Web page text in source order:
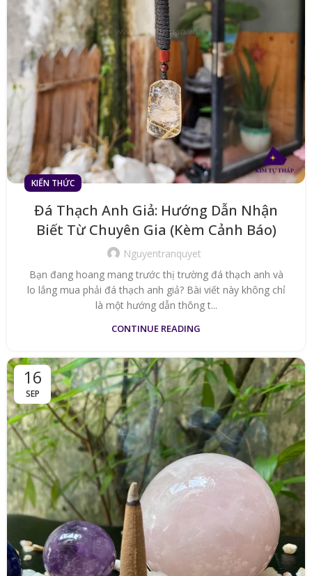
KIẾN THỨC
Đá Thạch Anh Giả: Hướng Dẫn Nhận
Biết Từ Chuyên Gia (Kèm Cảnh Báo)
Nguyentranquyet
Bạn đang hoang mang trước thị trường đá thạch anh và
lo lắng mua phải đá thạch anh giả? Bài viết này không chỉ
là một hướng dẫn thông t...
CONTINUE READING
16
SEP